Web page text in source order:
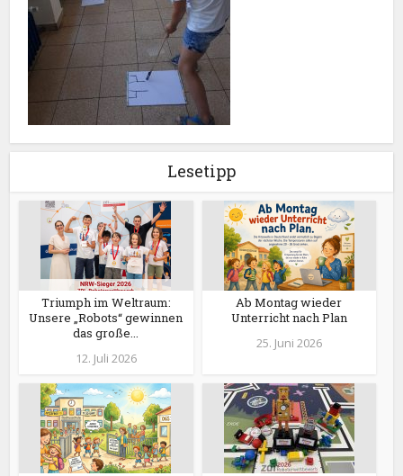
Lesetipp
Triumph im Weltraum:
Unsere „Robots“ gewinnen
das große...
12. Juli 2026
Ab Montag wieder
Unterricht nach Plan
25. Juni 2026